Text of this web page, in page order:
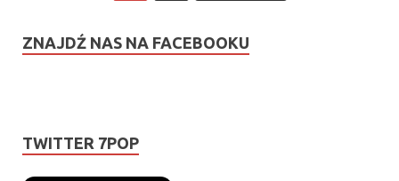
ZNAJDŹ NAS NA FACEBOOKU
TWITTER 7POP